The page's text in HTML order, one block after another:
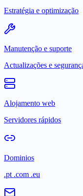
Estratégia e optimização
Manutenção e suporte
Actualizações e
Alojamento web
Servidores rápidos
Dominios
.pt .com .eu